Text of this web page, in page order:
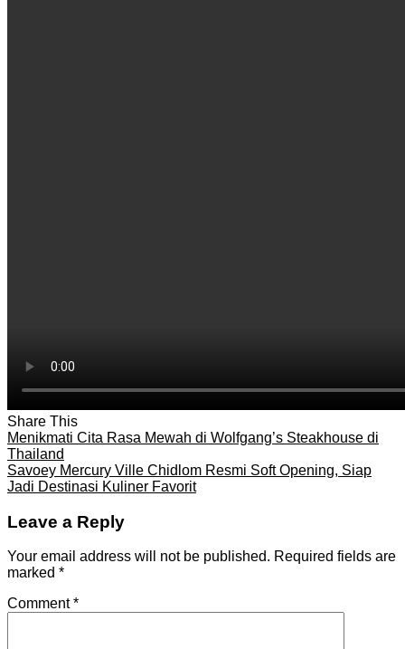
Share This
Menikmati Cita Rasa Mewah di Wolfgang’s Steakhouse di
Thailand
Savoey Mercury Ville Chidlom Resmi Soft Opening, Siap
Jadi Destinasi Kuliner Favorit
Leave a Reply
Your email address will not be published. Required fields are
marked *
Comment*